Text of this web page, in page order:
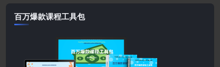
百万爆款课程工具包